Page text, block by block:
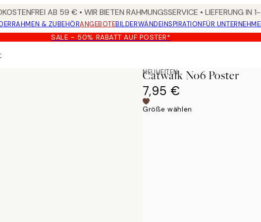
AB 59 € • WIR BIETEN RAHMUNGSSERVICE • LIEFERUNG IN
RAHMEN & ZUBEHÖRANGEBOTEBILDERWÄNDEINSPIRATIONFÜR
SALE - 50% RABATT AUF POSTER*
NEUHEITEN
Catwalk No6 Poster
7,95 €
Größe wählen